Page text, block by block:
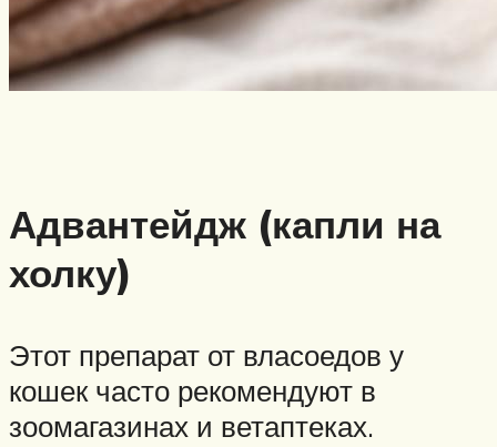
Адвантейдж (капли на
холку)
Этот препарат от власоедов у
кошек часто рекомендуют в
зоомагазинах и ветаптеках.